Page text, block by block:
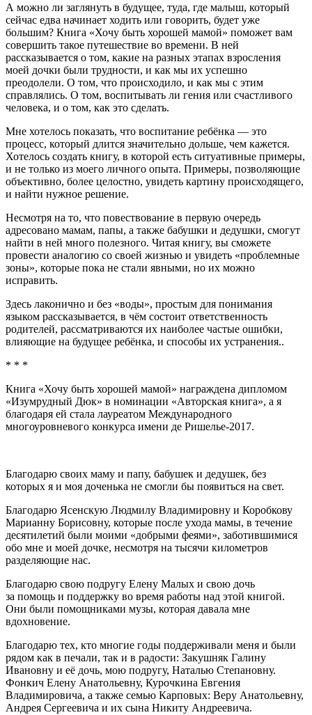
А можно ли заглянуть в будущее, туда, где малыш, который
сейчас едва начинает ходить или говорить, будет уже
большим? Книга «Хочу быть хорошей мамой» поможет вам
совершить такое путешествие во времени. В ней
рассказывается о том, какие на разных этапах взросления
моей дочки были трудности, и как мы их успешно
преодолели. О том, что происходило, и как мы с этим
справлялись. О том, воспитывать ли гения или счастливого
человека, и о том, как это сделать.
Мне хотелось показать, что воспитание ребёнка — это
процесс, который длится значительно дольше, чем кажется.
Хотелось создать книгу, в которой есть ситуативные примеры,
и не только из моего личного опыта. Примеры, позволяющие
объективно, более целостно, увидеть картину происходящего,
и найти нужное решение.
Несмотря на то, что повествование в первую очередь
адресовано мамам, папы, а также бабушки и дедушки, смогут
найти в ней много полезного. Читая книгу, вы сможете
провести аналогию со своей жизнью и увидеть «проблемные
зоны», которые пока не стали явными, но их можно
исправить.
Здесь лаконично и без «воды», простым для понимания
языком рассказывается, в чём состоит ответственность
родителей, рассматриваются их наиболее частые ошибки,
влияющие на будущее ребёнка, и способы их устранения..
* * *
Книга «Хочу быть хорошей мамой» награждена дипломом
«Изумрудный Дюк» в номинации «Авторская книга», а я
благодаря ей стала лауреатом Международного
многоуровневого конкурса имени де Ришелье-2017.
Благодарю своих маму и папу, бабушек и дедушек, без
которых я и моя доченька не смогли бы появиться на свет.
Благодарю Ясенскую Людмилу Владимировну и Коробкову
Марианну Борисовну, которые после ухода мамы, в течение
десятилетий были моими «добрыми феями», заботившимися
обо мне и моей дочке, несмотря на тысячи километров
разделяющие нас.
Благодарю свою подругу Елену Малых и свою дочь
за помощь и поддержку во время работы над этой книгой.
Они были помощниками музы, которая давала мне
вдохновение.
Благодарю тех, кто многие годы поддерживали меня и были
рядом как в печали, так и в радости: Закушняк Галину
Ивановну и её дочь, мою подругу, Наталью Степановну.
Фонкич Елену Анатольевну, Курочкина Евгения
Владимировича, а также семью Карповых: Веру Анатольевну,
Андрея Сергеевича и их сына Никиту Андреевича.